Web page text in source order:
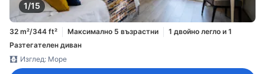
1/15
32 m²/344 ft² Максимално 5 възрастни
1 двойно легло и 1
Разтегателен диван
Изглед: Море